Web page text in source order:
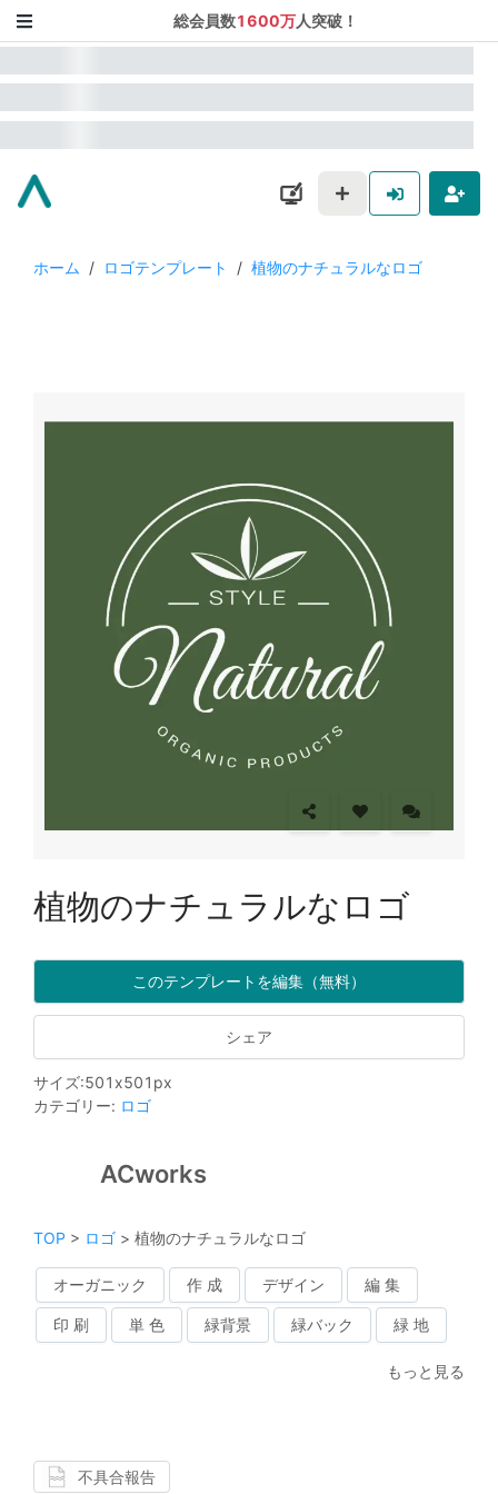
総会員数1600万人突破！
ホーム / ロゴテンプレート / 植物のナチュラルなロゴ
植物のナチュラルなロゴ
このテンプレートを編集（無料）
シェア
サイズ:501 x501 px
カテゴリー: ロゴ
ACworks
TOP > ロゴ > 植物のナチュラルなロゴ
オーガニック 作 成 デザイン 編 集
印 刷 単 色 緑背景 緑バック 緑 地
もっと見る
不具合報告